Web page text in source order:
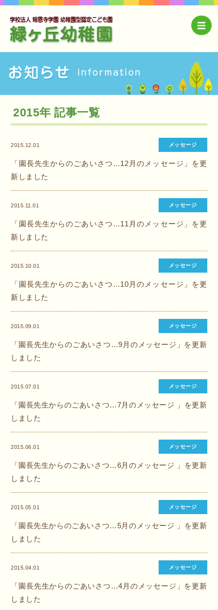
2015年 記事一覧
2015.12.01 メッセージ
「園長先生からのごあいさつ…12月のメッセージ」を更
新しました
2015.11.01 メッセージ
「園長先生からのごあいさつ…11月のメッセージ」を更
新しました
2015.10.01 メッセージ
「園長先生からのごあいさつ…10月のメッセージ」を更
新しました
2015.09.01 メッセージ
「園長先生からのごあいさつ…9月のメッセージ」を更新
しました
2015.07.01 メッセージ
「園長先生からのごあいさつ…7月のメッセージ 」を更新
しました
2015.06.01 メッセージ
「園長先生からのごあいさつ…6月のメッセージ 」を更新
しました
2015.05.01 メッセージ
「園長先生からのごあいさつ…5月のメッセージ 」を更新
しました
2015.04.01 メッセージ
「園長先生からのごあいさつ…4月のメッセージ」を更新
しました